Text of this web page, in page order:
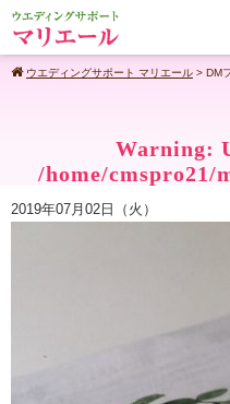
ウエディングサポート マリエール > DM
Warning:
/home/
content/themes/
content/themes/
2019年07月02日（火）